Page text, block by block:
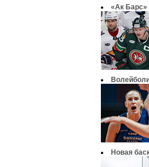
«Ак Барс»
Новая